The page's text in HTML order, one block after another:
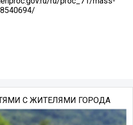
С ЖИТЕЛЯМИ ГОРОДА